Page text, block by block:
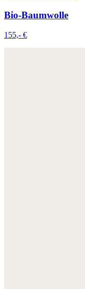
Bio-Baumwolle
155,- €